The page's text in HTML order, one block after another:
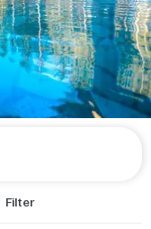
Filter